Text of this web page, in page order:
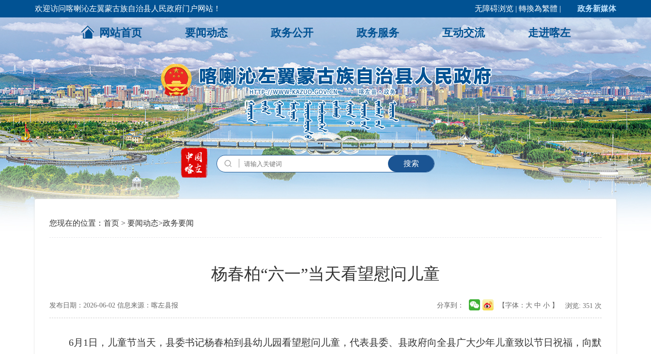
欢迎访问喀喇沁左翼蒙古族自治县人民政府门户网站！ 无障碍浏览 | 轉換為繁體 | 政务新媒体
网站首页 要闻动态 政务公开 政务服务 互动交流 走进喀左
您现在的位置： 首页 > 要闻动态>政务要闻
杨春柏“六一”当天看望慰问儿童
发布日期：2026-06-02 信息来源：喀左县报 【字体： 大 中 小 】 浏览: 351 次
分享到：
6月1日，儿童节当天，县委书记杨春柏到县幼儿园看望慰问儿童，代表县委、县政府向全县广大少年儿童致以节日祝福，向默